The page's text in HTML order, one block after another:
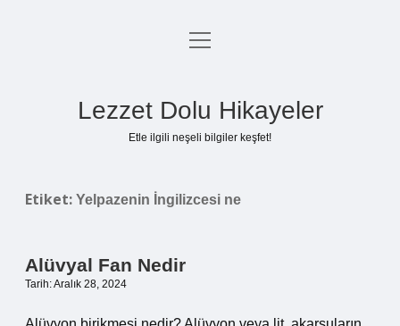
Anasayfa
menüyü
Lezzet Dolu Hikayeler
Etle ilgili neşeli bilgiler keşfet!
Etiket: Yelpazenin İngilizcesi ne
Alüvyal Fan Nedir
Tarih: Aralık 28, 2024